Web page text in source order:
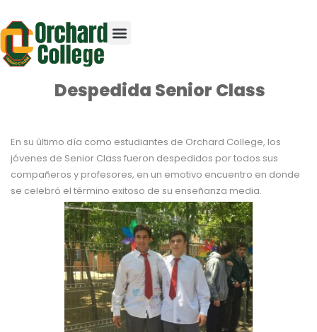
Despedida Senior Class
En su último día como estudiantes de Orchard College, los
jóvenes de Senior Class fueron despedidos por todos sus
compañeros y profesores, en un emotivo encuentro en donde
se celebró el término exitoso de su enseñanza media.